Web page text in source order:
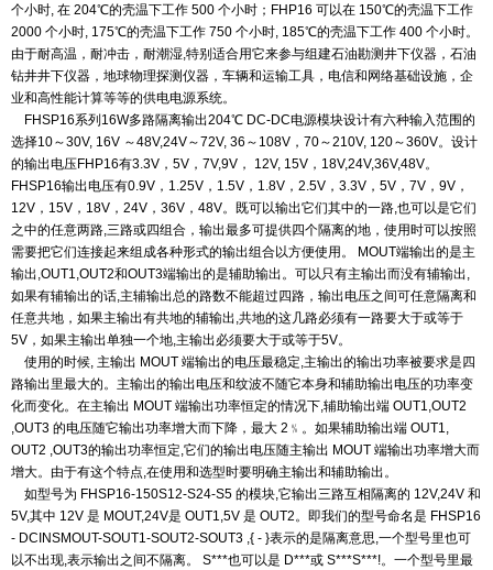
个小时, 在 204℃的壳温下工作 500 个小时；FHP16 可以在 150℃的壳温下工作
2000 个小时, 175℃的壳温下工作 750 个小时, 185℃的壳温下工作 400 个小时。
由于耐高温，耐冲击，耐潮湿,特别适合用它来参与组建石油勘测井下仪器，石油
钻井井下仪器，地球物理探测仪器，车辆和运输工具， 电信和网络基础设施，企
业和高性能计算等等的供电电源系统。
FHSP16系列16W多路隔离输出204℃ DC-DC电源模块设计有六种输入范围的
选择10～30V, 16V ～48V,24V～72V, 36～108V，70～210V, 120～360V。设计
的输出电压FHP16有3.3V，5V，7V,9V， 12V, 15V， 18V,24V,36V,48V。
FHSP16输出电压有0.9V，1.25V，1.5V，1.8V，2.5V，3.3V，5V，7V，9V，
12V，15V，18V，24V， 36V，48V。既可以输出它们其中的一路,也可以是它们
之中的任意两路,三路或四组合，输出最多可提供四个隔离的地，使用时可以按照
需要把它们连接起来组成各种形式的输出组合以方便使用。 MOUT端输出的是主
输出,OUT1,OUT2和OUT3端输出的是辅助输出。可以只有主输出而没有辅输出,
如果有辅输出的话, 主辅输出总的路数不能超过四路，输出电压之间可任意隔离和
任意共地，如果主输出有共地的辅输出, 共地的这几路必须有一路要大于或等于
5V，如果主输出单独一个地,主输出必须要大于或等于5V。
使用的时候, 主输出 MOUT 端输出的电压最稳定,主输出的输出功率被要求是四
路输出里最大的。主输出的输出电压和纹波不随它本身和辅助输出电压的功率变
化而变化。在主输出 MOUT 端输出功率恒定的情况下, 辅助输出端 OUT1,OUT2
,OUT3 的电压随它输出功率增大而下降，最大 2﹪。如果辅助输出端 OUT1,
OUT2 ,OUT3的输出功率恒定,它们的输出电压随主输出 MOUT 端输出功率增大而
增大。由于有这个特点,在使用和选型时要明确主输出和辅助输出。
如型号为 FHSP16-150S12-S24-S5 的模块,它输出三路互相隔离的 12V,24V 和
5V,其中 12V 是 MOUT,24V是 OUT1,5V 是 OUT2。即我们的型号命名是 FHSP16
- DCINSMOUT-SOUT1-SOUT2-SOUT3 ,{ - }表示的是隔离意思,一个型号里也可
以不出现,表示输出之间不隔离。 S***也可以是 D***或 S***S***!。一个型号里最